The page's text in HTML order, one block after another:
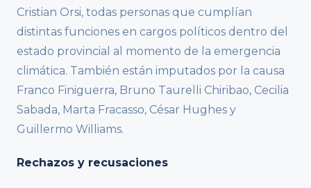
Cristian Orsi, todas personas que cumplían
distintas funciones en cargos políticos dentro del
estado provincial al momento de la emergencia
climática. También están imputados por la causa
Franco Finiguerra, Bruno Taurelli Chiribao, Cecilia
Sabada, Marta Fracasso, César Hughes y
Guillermo Williams.
Rechazos y recusaciones